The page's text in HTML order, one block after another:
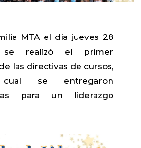
MTA el día jueves 28
realizó el primer
las directivas de cursos,
se entregaron
para un liderazgo